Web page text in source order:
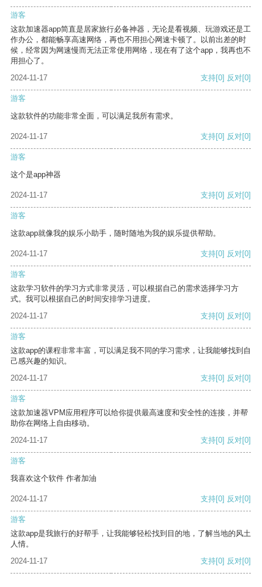
游客
这款加速器app简直是居家旅行必备神器，无论是看视频、玩游戏还是工
作办公，都能畅享高速网络，再也不用担心网速卡顿了。以前出差的时
候，经常因为网速慢而无法正常使用网络，现在有了这个app，我再也不
用担心了。
2024-11-17
支持[0] 反对[0]
游客
这款软件的功能非常全面，可以满足我所有需求。
2024-11-17 支持[0] 反对[0]
游客
这个是app神器
2024-11-17 支持[0] 反对[0]
游客
这款app就像我的娱乐小助手，随时随地为我的娱乐提供帮助。
2024-11-17 支持[0] 反对[0]
游客
这款学习软件的学习方式非常灵活，可以根据自己的需求选择学习方
式。我可以根据自己的时间安排学习进度。
2024-11-17
支持[0] 反对[0]
游客
这款app的课程非常丰富，可以满足我不同的学习需求，让我能够找到自
己感兴趣的知识。
2024-11-17
支持[0] 反对[0]
游客
这款加速器VPM应用程序可以给你提供最高速度和安全性的连接，并帮
助你在网络上自由移动。
2024-11-17
支持[0] 反对[0]
游客
我喜欢这个软件 作者加油
2024-11-17 支持[0] 反对[0]
游客
这款app是我旅行的好帮手，让我能够轻松找到目的地，了解当地的风土
人情。
2024-11-17
支持[0] 反对[0]